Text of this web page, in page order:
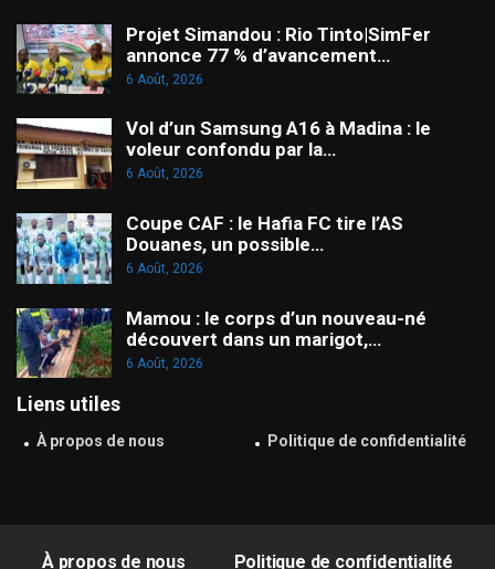
Projet Simandou : Rio Tinto|SimFer
annonce 77 % d’avancement…
6 Août, 2026
Vol d’un Samsung A16 à Madina : le
voleur confondu par la…
6 Août, 2026
Coupe CAF : le Hafia FC tire l’AS
Douanes, un possible…
6 Août, 2026
Mamou : le corps d’un nouveau-né
découvert dans un marigot,…
6 Août, 2026
Liens utiles
À propos de nous Politique de confidentialité
À propos de nous Politique de confidentialité